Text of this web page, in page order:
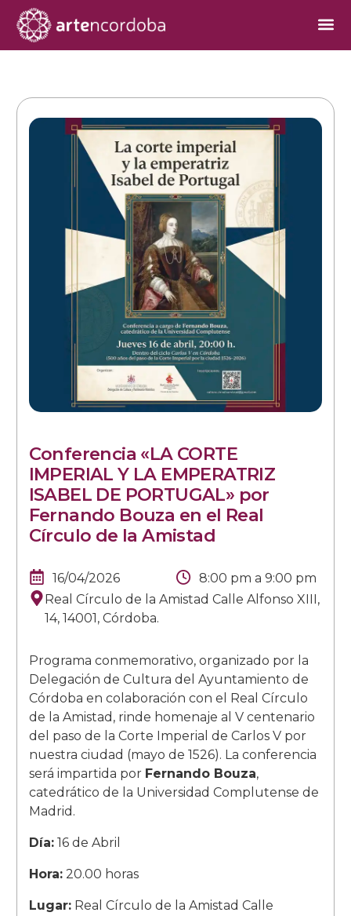
Conferencia «LA CORTE
IMPERIAL Y LA EMPERATRIZ
ISABEL DE PORTUGAL» por
Fernando Bouza en el Real
Círculo de la Amistad
16/04/2026 8:00 pm a 9:00 pm
Real Círculo de la Amistad Calle Alfonso XIII,
14, 14001, Córdoba.
Programa conmemorativo, organizado por la
Delegación de Cultura del Ayuntamiento de
Córdoba en colaboración con el Real Círculo
de la Amistad, rinde homenaje al V centenario
del paso de la Corte Imperial de Carlos V por
nuestra ciudad (mayo de 1526). La conferencia
será impartida por Fernando Bouza,
catedrático de la Universidad Complutense de
Madrid.
Día:16 de Abril
Hora:20.00 horas
Lugar:Real Círculo de la Amistad Calle